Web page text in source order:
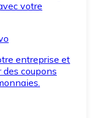
votre
entreprise et
coupons